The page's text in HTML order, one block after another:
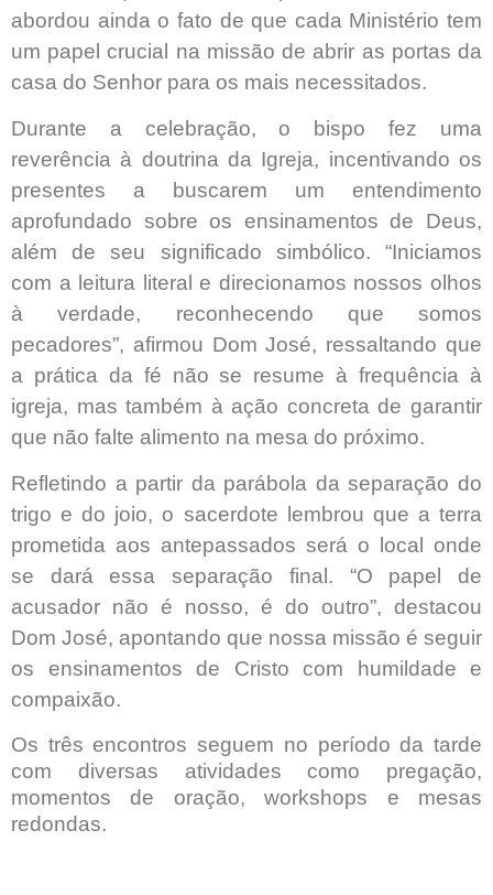
abordou ainda o fato de que cada Ministério tem
um papel crucial na missão de abrir as portas da
casa do Senhor para os mais necessitados.
Durante a celebração, o bispo fez uma
reverência à doutrina da Igreja, incentivando os
presentes a buscarem um entendimento
aprofundado sobre os ensinamentos de Deus,
além de seu significado simbólico. “Iniciamos
com a leitura literal e direcionamos nossos olhos
à verdade, reconhecendo que somos
pecadores”, afirmou Dom José, ressaltando que
a prática da fé não se resume à frequência à
igreja, mas também à ação concreta de garantir
que não falte alimento na mesa do próximo.
Refletindo a partir da parábola da separação do
trigo e do joio, o sacerdote lembrou que a terra
prometida aos antepassados será o local onde
se dará essa separação final. “O papel de
acusador não é nosso, é do outro”, destacou
Dom José, apontando que nossa missão é seguir
os ensinamentos de Cristo com humildade e
compaixão.
Os três encontros seguem no período da tarde
com diversas atividades como pregação,
momentos de oração, workshops e mesas
redondas.